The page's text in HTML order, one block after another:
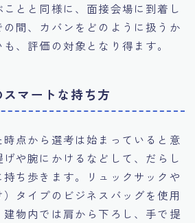
とと同様に、面接会場に到着し
間、カバンをどのように扱うか
、評価の対象となり得ます。
マートな持ち方
点から選考は始まっていると意
や腕にかけるなどして、だらし
ち歩きます。リュックサックや
タイプのビジネスバッグを使用
建物内では肩から下ろし、手で提